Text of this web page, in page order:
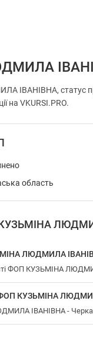
ІВАНІВНА, статус
на VKURSI.PRO.
область
КУЗЬМІНА
ЛЮДМИЛА
ФОП КУЗЬМІНА
ФОП КУЗЬМІНА
ІВАНІВНА -